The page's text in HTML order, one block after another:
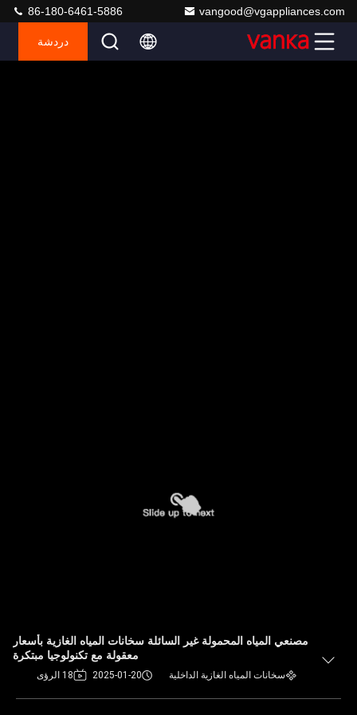
vangood@vgappliances.com
86-180-6461-5886
دردشة
مصنعي المياه المحمولة غير السائلة سخانات المياه الغازية بأسعار
معقولة مع تكنولوجيا مبتكرة
سخانات المياه الغازية الداخلية 2025-01-20 18 الرؤى